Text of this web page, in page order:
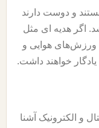
و دوست دارند
اگر هدیه ای مثل
هوایی و
خواهند داشت.
و الکترونیک آشنا